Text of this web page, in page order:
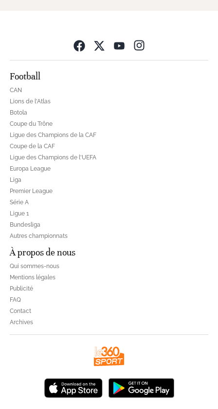
Football
CAN
Lions de l'Atlas
Botola
Coupe du Trône
Ligue des Champions de la CAF
Coupe de la CAF
Ligue des Champions de l'UEFA
Europa League
Liga
Premier League
Série A
Ligue 1
Bundesliga
Autres championnats
À propos de nous
Qui sommes-nous
Mentions légales
Publicité
FAQ
Contact
Archives